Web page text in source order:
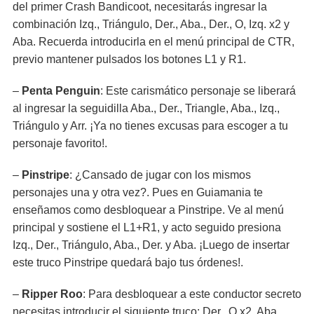
del primer Crash Bandicoot, necesitarás ingresar la
combinación Izq., Triángulo, Der., Aba., Der., O, Izq. x2 y
Aba. Recuerda introducirla en el menú principal de CTR,
previo mantener pulsados los botones L1 y R1.
– Penta Penguin: Este carismático personaje se liberará
al ingresar la seguidilla Aba., Der., Triangle, Aba., Izq.,
Triángulo y Arr. ¡Ya no tienes excusas para escoger a tu
personaje favorito!.
– Pinstripe: ¿Cansado de jugar con los mismos
personajes una y otra vez?. Pues en Guiamania te
enseñamos como desbloquear a Pinstripe. Ve al menú
principal y sostiene el L1+R1, y acto seguido presiona
Izq., Der., Triángulo, Aba., Der. y Aba. ¡Luego de insertar
este truco Pinstripe quedará bajo tus órdenes!.
– Ripper Roo: Para desbloquear a este conductor secreto
necesitas introducir el siguiente truco: Der., O x2, Aba.,